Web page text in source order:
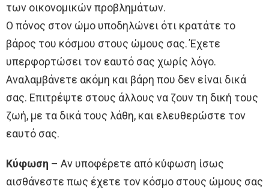
των οικονομικών προβλημάτων.
Ο πόνος στον ώμο υποδηλώνει ότι κρατάτε το
βάρος του κόσμου στους ώμους σας. Έχετε
υπερφορτώσει τον εαυτό σας χωρίς λόγο.
Αναλαμβάνετε ακόμη και βάρη που δεν είναι δικά
σας. Επιτρέψτε στους άλλους να ζουν τη δική τους
ζωή, με τα δικά τους λάθη, και ελευθερώστε τον
εαυτό σας.
Κύφωση – Αν υποφέρετε από κύφωση ίσως
αισθάνεστε πως έχετε τον κόσμο στους ώμους σας